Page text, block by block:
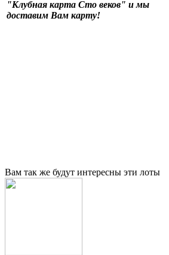
"Клубная карта Сто веков" и мы
доставим Вам карту!
Вам так же будут интересны эти лоты